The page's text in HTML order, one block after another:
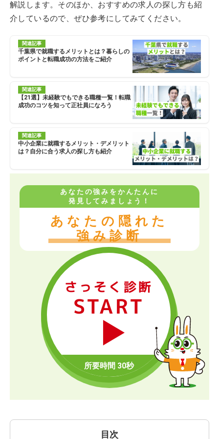
解説します。そのほか、おすすめの求人の探し方も紹
介しているので、ぜひ参考にしてみてください。
関連記事
千葉県で就職するメリットとは？暮らしの
ポイントと転職成功の方法をご紹介
関連記事
【21選】未経験でもできる職種一覧！転職
成功のコツを知って正社員になろう
関連記事
中小企業に就職するメリット・デメリット
は？自分に合う求人の探し方も紹介
あなたの強みをかんたんに
発見してみましょう！
あなたの隠れた
強み診断
さっそく診断
START
目次